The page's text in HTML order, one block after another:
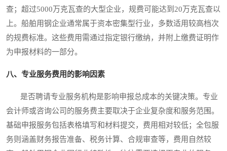
查；超过5000万克瓦查的大型企业，规费可能达到20万克瓦查以
上。船舶用钢企业通常属于资本密集型行业，多数适用较高档次
的规费标准。这些费用需通过指定银行缴纳，并附上缴费证明作
为申报材料的一部分。
八、专业服务费用的影响因素
是否聘请专业服务机构是影响申报总成本的关键决策。专业
会计师或咨询公司的服务费主要取决于企业复杂度和服务范围。
基础申报服务包括表格填写和材料提交，费用相对较低；全包服
务则涵盖财务报告准备、税务计算、合规审查等，费用自然较